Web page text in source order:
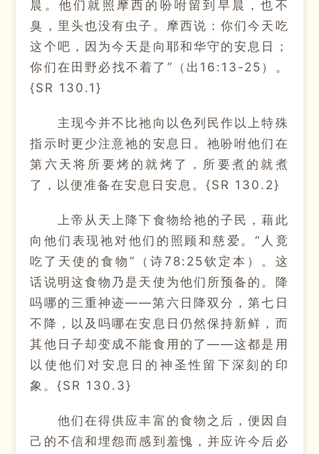
晨。他们就照摩西的吩咐留到早晨，也不
臭，里头也没有虫子。摩西说：你们今天吃
这个吧，因为今天是向耶和华守的安息日；
你们在田野必找不着了”（出16:13-25）。
{SR 130.1}
主现今并不比祂向以色列民作以上特殊
指示时更少注意祂的安息日。祂吩咐他们在
第六天将所要烤的就烤了，所要煮的就煮
了，以便准备在安息日安息。{SR 130.2}
上帝从天上降下食物给祂的子民，藉此
向他们表现祂对他们的照顾和慈爱。“人竟
吃了天使的食物”（诗78:25钦定本）。这
话说明这食物乃是天使为他们所预备的。降
吗哪的三重神迹——第六日降双分，第七日
不降，以及吗哪在安息日仍然保持新鲜，而
其他日子却变成不能食用的了——这都是用
以使他们对安息日的神圣性留下深刻的印
象。{SR 130.3}
他们在得供应丰富的食物之后，便因自
己的不信和埋怨而感到羞愧，并应许今后必